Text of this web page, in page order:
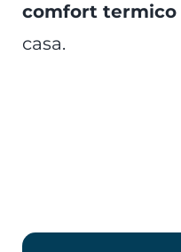
comfort termico
casa.